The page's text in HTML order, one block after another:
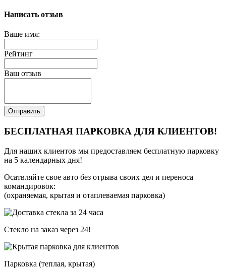
Написать отзыв
Ваше имя:
Рейтинг
Ваш отзыв
Отправить
БЕСПЛАТНАЯ ПАРКОВКА ДЛЯ КЛИЕНТОВ!
Для наших клиентов мы предоставляем бесплатную парковку
на 5 календарных дня!
Осатвляйте свое авто без отрыва своих дел и переноса
командировок:
(охраняемая, крытая и отаплеваемая парковка)
Стекло на заказ через 24!
Парковка (теплая, крытая)